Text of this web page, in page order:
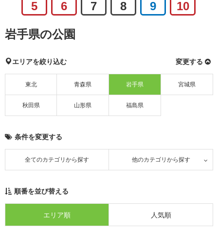
5 6 7 8 9 10
岩手県の公園
エリアを絞り込む 変更する
東北 青森県 岩手県 宮城県
秋田県 山形県 福島県
条件を変更する
全てのカテゴリから探す 他のカテゴリから探す
順番を並び替える
エリア順 人気順